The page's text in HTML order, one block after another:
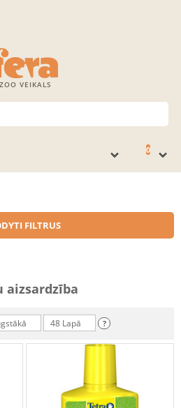
ZOO VEIKALS
0
FILTRUS
aizsardzība
48 Lapā ?